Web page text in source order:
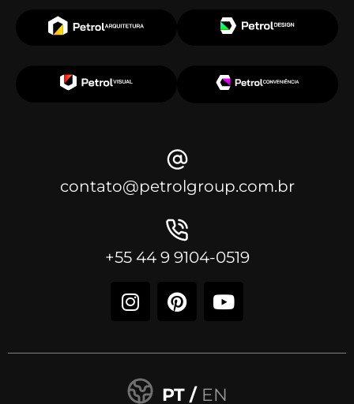
contato@petrolgroup.com.br
+55 44 9 9104-0519
PT / EN